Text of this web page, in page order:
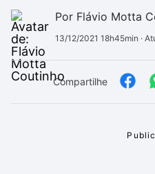
Por Flávio Motta
13/12/2021 18h45min ·
Compartilhe